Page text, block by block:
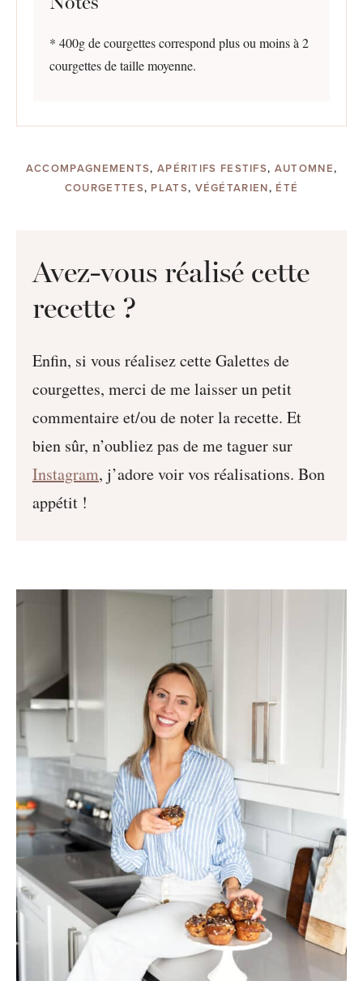
* 400g de courgettes correspond plus ou moins à 2
courgettes de taille moyenne.
ACCOMPAGNEMENTS, APÉRITIFS FESTIFS, AUTOMNE,
COURGETTES, PLATS, VÉGÉTARIEN, ÉTÉ
Avez-vous réalisé cette
recette ?
Enfin, si vous réalisez cette Galettes de
courgettes, merci de me laisser un petit
commentaire et/ou de noter la recette. Et
bien sûr, n’oubliez pas de me taguer sur
Instagram, j’adore voir vos réalisations. Bon
appétit !